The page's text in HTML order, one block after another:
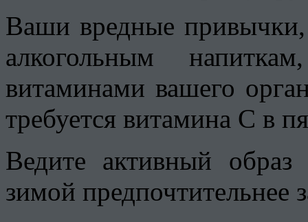
Ваши вредные
алкогольным
витаминами вашего
требуется витамина С в
Ведите активный
зимой предпочтительнее